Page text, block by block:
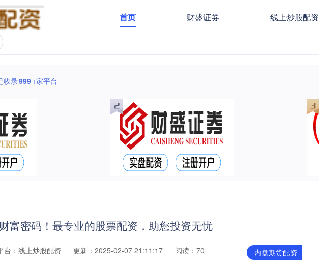
首页 财盛证券 线上炒股配资
收录999+家平台
富密码！最专业的股票配资，助您投资无忧
内盘期货配资
台：线上炒股配资 更新：2025-02-07 21:11:17 阅读：70